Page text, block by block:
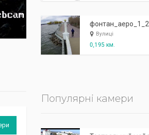
фонтан_аеро_1_2
Вулиці
0,195 км.
Популярні камери